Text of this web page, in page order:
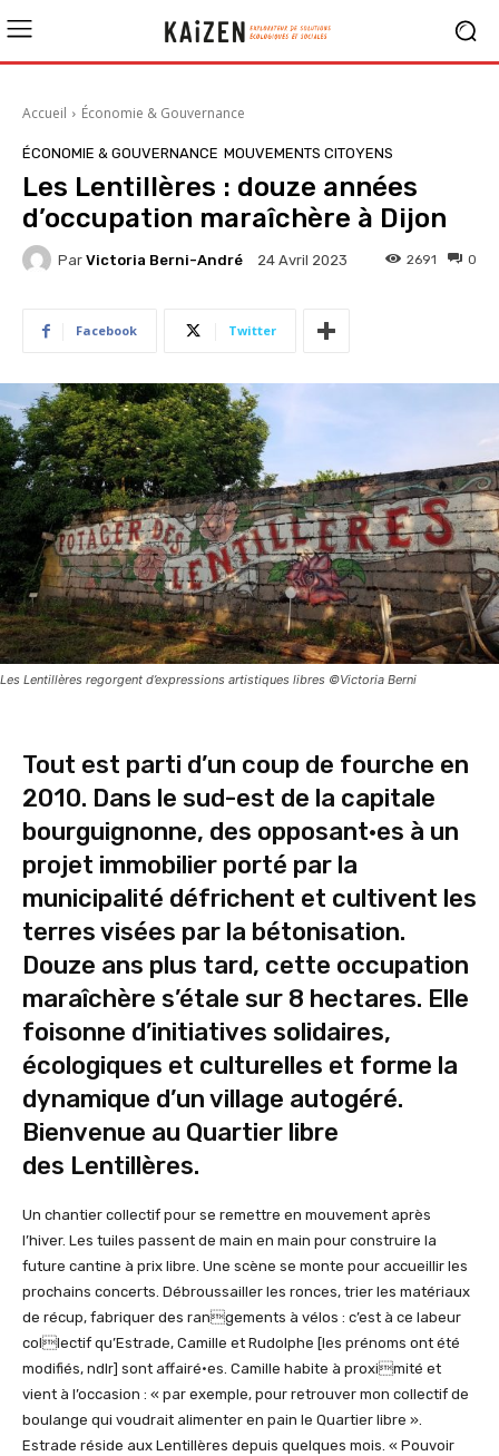
Accueil Économie & Gouvernance
ÉCONOMIE & GOUVERNANCE MOUVEMENTS CITOYENS
Les Lentillères : douze années
d’occupation maraîchère à Dijon
Par Victoria Berni-André 24 Avril 2023 0
2691
Facebook Twitter
Les Lentillères regorgent d’expressions artistiques libres ©Victoria Berni
Tout est parti d’un coup de fourche en
2010. Dans le sud-est de la capitale
bourguignonne, des opposant·es à un
projet immobilier porté par la
municipalité défrichent et cultivent les
terres visées par la bétonisation.
Douze ans plus tard, cette occupation
maraîchère s’étale sur 8 hectares. Elle
foisonne d’initiatives solidaires,
écologiques et culturelles et forme la
dynamique d’un village autogéré.
Bienvenue au Quartier libre
des Lentillères.
Un chantier collectif pour se remettre en mouvement après
l’hiver. Les tuiles passent de main en main pour construire la
future cantine à prix libre. Une scène se monte pour accueillir les
prochains concerts. Débroussailler les ronces, trier les matériaux
de récup, fabriquer des rangements à vélos : c’est à ce labeur
collectif qu’Estrade, Camille et Rudolphe [les prénoms ont été
modifiés, ndlr] sont affairé·es. Camille habite à proximité et
vient à l’occasion : « par exemple, pour retrouver mon collectif de
boulange qui voudrait alimenter en pain le Quartier libre ».
Estrade réside aux Lentillères depuis quelques mois. « Pouvoir